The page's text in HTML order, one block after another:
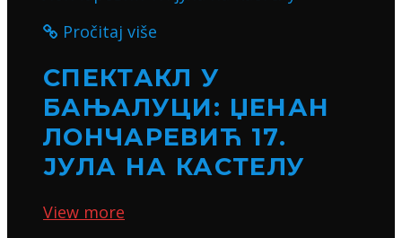
Pročitaj više
СПЕКТАКЛ У
БАЊАЛУЦИ: ЏЕНАН
ЛОНЧАРЕВИЋ 17.
ЈУЛА НА КАСТЕЛУ
View more